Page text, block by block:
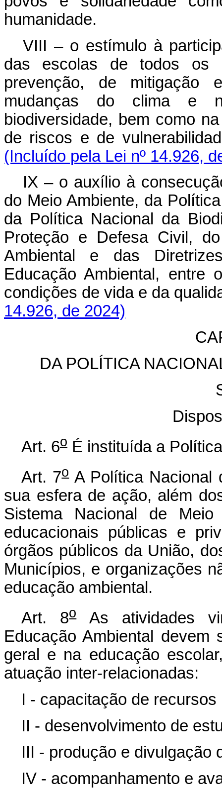
humanidade.
VIII – o estímulo à
das escolas de todos os
prevenção, de mitigação
mudanças do clima e
biodiversidade, bem como
de riscos e de
(Incluído pela Lei nº 14.926,
IX – o auxílio à
do Meio Ambiente, da
da Política Nacional da
Proteção e Defesa Civil,
Ambiental e das
Educação Ambiental, entre
condições de vida e da
14.926, de 2024)
DA POLÍTICA
Art. 6o É instituída a
Art. 7oA Política Nacional
sua esfera de ação, além
Sistema Nacional de
educacionais públicas e
órgãos públicos da União,
Municípios, e organizações
educação ambiental.
Art. 8oAs atividades
Educação Ambiental
geral e na educação
atuação inter-relacionadas:
I - capacitação de recursos
II - desenvolvimento de
III - produção e divulgação
IV - acompanhamento e